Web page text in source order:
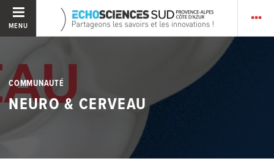
MENU
COMMUNAUTÉ
NEURO & CERVEAU